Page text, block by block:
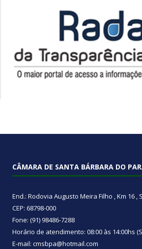
CÂMARA DE SANTA BÁRBARA DO
End.: Rodovia Augusto Meira Filho , Km 16 ,
CEP: 68798-000
Fone: (91) 98486-7288
Horário de atendimento: 08:00 às 14:00hs
E-mail: cmsbpa@hotmail.com